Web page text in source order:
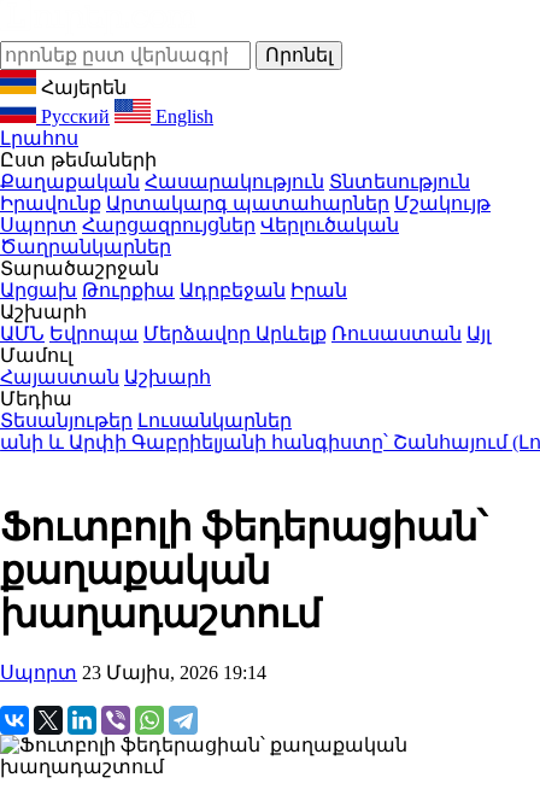
Հայերեն
Русский
English
Լրահոս
Ըստ թեմաների
Քաղաքական Հասարակություն Տնտեսություն
Իրավունք Արտակարգ պատահարներ Մշակույթ
Սպորտ Հարցազրույցներ Վերլուծական
Ծաղրանկարներ
Տարածաշրջան
Արցախ Թուրքիա Ադրբեջան Իրան
Աշխարհ
ԱՄՆ Եվրոպա Մերձավոր Արևելք Ռուսաստան Այլ
Մամուլ
Հայաստան Աշխարհ
Մեդիա
Տեսանյութեր Լուսանկարներ
Արփի Գաբրիելյանի հանգիստը՝ Շանհայում
Ֆուտբոլի ֆեդերացիան՝
քաղաքական
խաղադաշտում
Սպորտ 23 Մայիս, 2026 19:14